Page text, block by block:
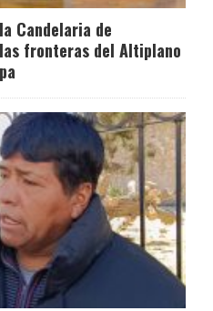
Candelaria de
fronteras del Altiplano